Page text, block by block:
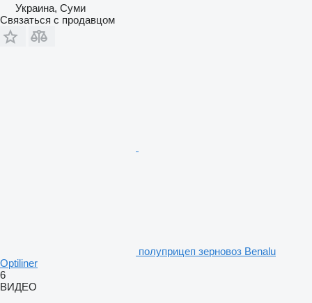
Украина, Суми
Связаться с продавцом
полуприцеп зерновоз Benalu
Optiliner
6
ВИДЕО